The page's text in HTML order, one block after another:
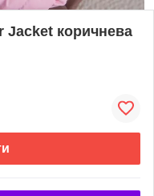
Jacket коричнева